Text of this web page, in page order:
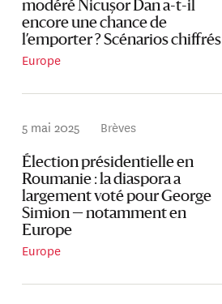
modéré Nicușor Dan a-t-il
encore une chance de
l’emporter ? Scénarios chiffrés
Europe
5 mai 2025 Brèves
Élection présidentielle en
Roumanie : la diaspora a
largement voté pour George
Simion — notamment en
Europe
Europe